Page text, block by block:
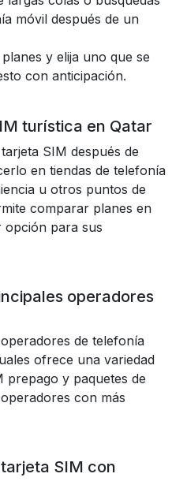
móvil después de un
y elija uno que se
con anticipación.
turística en Qatar
SIM después de
en tiendas de telefonía
u otros puntos de
comparar planes en
opción para sus
operadores
de telefonía
ofrece una variedad
prepago y paquetes de
con más
SIM con